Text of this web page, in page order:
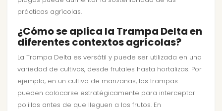
prácticas agrícolas.
¿Cómo se aplica la Trampa Delta en
diferentes contextos agrícolas?
La Trampa Delta es versátil y puede ser utilizada en una
variedad de cultivos, desde frutales hasta hortalizas. Por
ejemplo, en un cultivo de manzanas, las trampas
pueden colocarse estratégicamente para interceptar
polillas antes de que lleguen a los frutos. En